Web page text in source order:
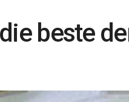
beste